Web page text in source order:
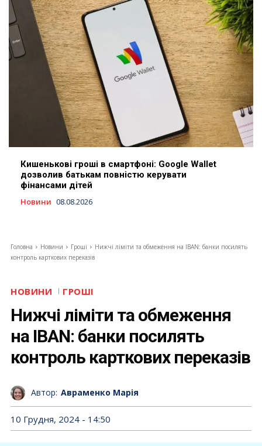
Кишенькові гроші в смартфоні: Google Wallet
дозволив батькам повністю керувати
фінансами дітей
Новини 08.08.2026